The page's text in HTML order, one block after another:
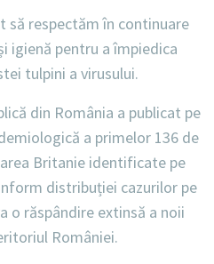
să respectăm în continuare
igienă pentru a împiedica
tulpini a virusului.
din România a publicat pe
a primelor 136 de
Britanie identificate pe
distribuției cazurilor pe
o răspândire extinsă a noii
României.